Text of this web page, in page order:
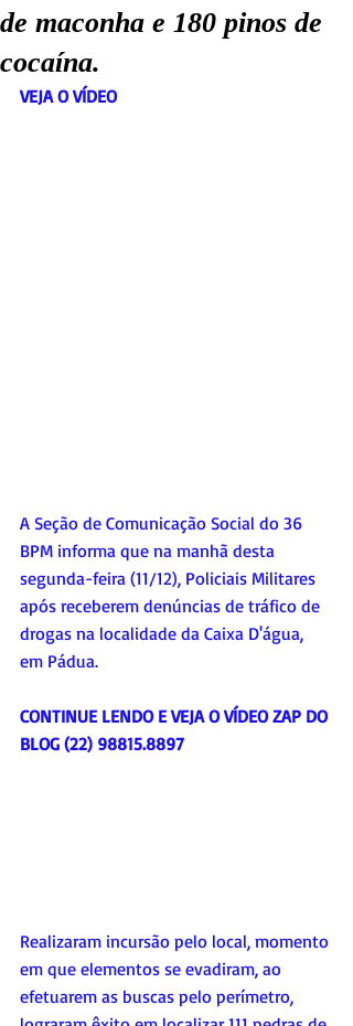
de maconha e 180 pinos de
cocaína.
VEJA O VÍDEO
A Seção de Comunicação Social do 36
BPM informa que na manhã desta
segunda-feira (11/12), Policiais Militares
após receberem denúncias de tráfico de
drogas na localidade da Caixa D'água,
em Pádua.
CONTINUE LENDO E VEJA O VÍDEO ZAP DO
BLOG (22) 98815.8897
Realizaram incursão pelo local, momento
em que elementos se evadiram, ao
efetuarem as buscas pelo perímetro,